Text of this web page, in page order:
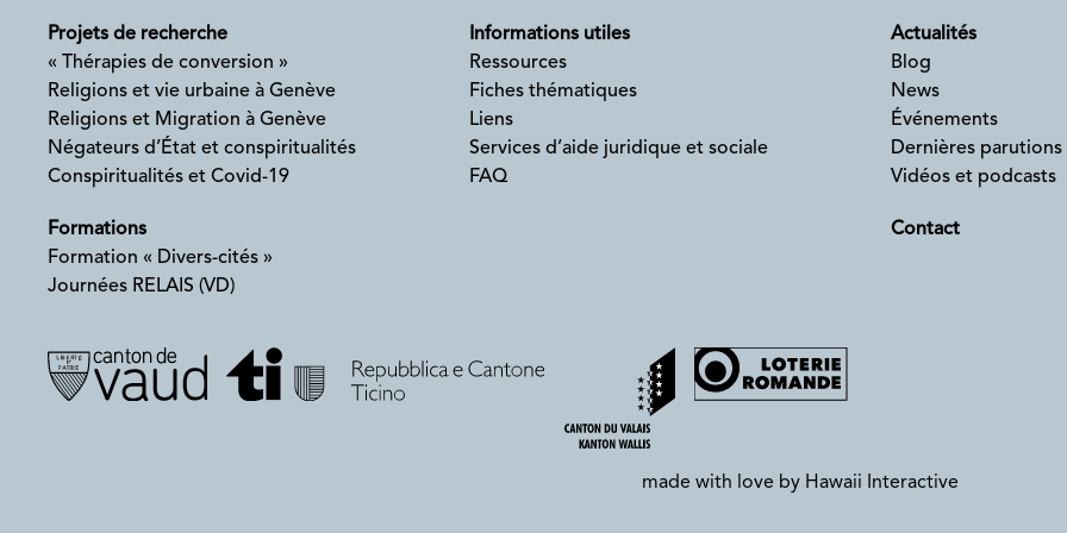
Projets de recherche
« Thérapies de conversion »
Religions et vie urbaine à Genève
Religions et Migration à Genève
Négateurs d’État et conspiritualités
Conspiritualités et Covid-19
Informations utiles
Ressources
Fiches thématiques
Liens
Services d’aide juridique et sociale
FAQ
Actualités
Blog
News
Événements
Dernières parutions
Vidéos et podcasts
Formations
Formation « Divers-cités »
Journées RELAIS (VD)
Contact
made with love by Hawaii Interactive